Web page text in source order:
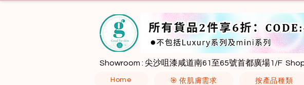
Showroom : 尖沙咀漆咸道南61至65號首都廣場1/F
Home 🎯 依肌膚需求 按產品種類